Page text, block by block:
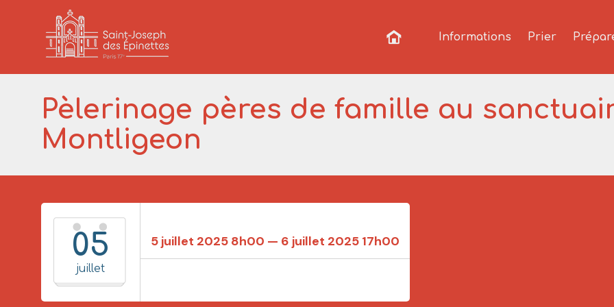
Informations Prier
Pèlerinage pères de famille au
Montligeon
05
juillet
5 juillet 2025 8h00 — 6 juillet 2025 17h00